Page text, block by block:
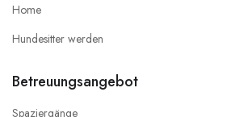
Home
Hundesitter werden
Betreuungsangebot
Spaziergänge